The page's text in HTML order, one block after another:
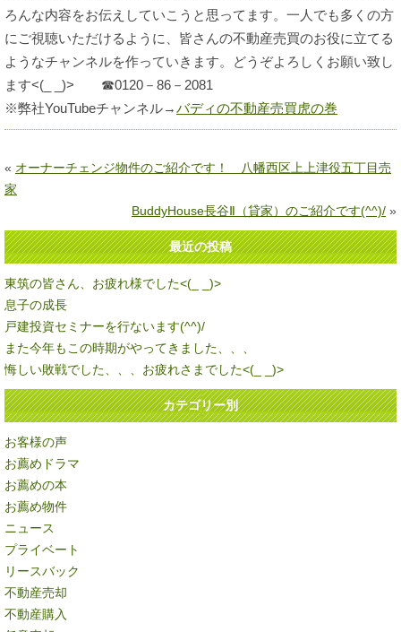
ろんな内容をお伝えしていこうと思ってます。一人でも多くの方
にご視聴いただけるように、皆さんの不動産売買のお役に立てる
ようなチャンネルを作っていきます。どうぞよろしくお願い致し
ます<(_ _)> ☎0120－86－2081
※弊社YouTubeチャンネル→バディの不動産売買虎の巻
« オーナーチェンジ物件のご紹介です！ 八幡西区上上津役五丁目売
家
BuddyHouse長谷Ⅱ（貸家）のご紹介です(^^)/ »
最近の投稿
東筑の皆さん、お疲れ様でした<(_ _)>
息子の成長
戸建投資セミナーを行ないます(^^)/
また今年もこの時期がやってきました、、、
悔しい敗戦でした、、、お疲れさまでした<(_ _)>
カテゴリー別
お客様の声
お薦めドラマ
お薦めの本
お薦め物件
ニュース
プライベート
リースバック
不動産売却
不動産購入